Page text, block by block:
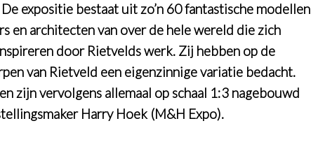
expositie bestaat uit zo’n 60 fantastische modellen
en architecten van over de hele wereld die zich
door Rietvelds werk. Zij hebben op de
van Rietveld een eigenzinnige variatie bedacht.
zijn vervolgens allemaal op schaal 1:3 nagebouwd
Harry Hoek (M&H Expo).